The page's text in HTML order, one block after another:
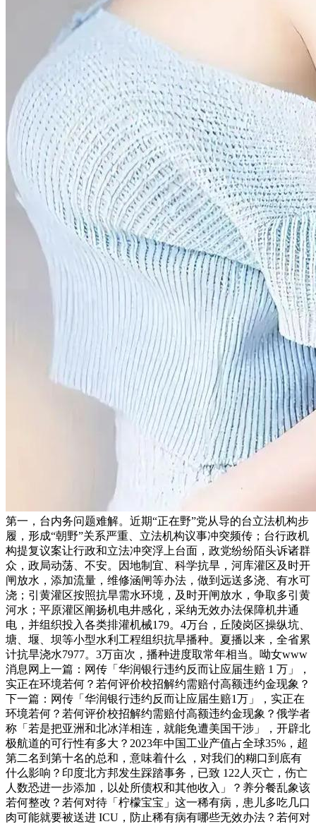
第一，台内务问题难解。近期“正在野”党从导的台立法机构步
履，形成“朝野”关系严重、立法机构议事冲突频传；台行政机
构提复议案让行政和立法冲突浮上台面，政党纷纷陌头诉诸群
众，政局动荡、不安。因地制宜、科学抗旱，河库灌区及时开
闸放水，添加流量，维修涵闸等办法，做到远送多浇、有水可
浇；引黄灌区按照抗旱需水环境，及时开闸放水，争取多引黄
河水；平原灌区阐扬机电井感化，采纳无效办法保障机井通
电，并组织投入各类排灌机械179。4万台，丘陵岗区操纵坑、
塘、堰、坝等小型水利工程组织抗旱播种。夏播以来，全省累
计抗旱浇水7977。3万亩次，播种进度取常年相当。呦女www
消息网上一篇：网传「华润银行违约反而让应届生赔 1 万」，
实正在环境若何？若何评价校招解约需赔付高额违约金现象？
下一篇：网传「华润银行违约反而让应届生赔1万」，实正在
环境若何？若何评价校招解约需赔付高额违约金现象？俄学者
称「若是把亚洲和北冰洋相连，就能免遭美国干涉」，开辟北
极航道的可行性有多大？2023年中国工业产值占全球35%，超
第二名到第十名的总和，意味着什么 ，对我们的糊口到底有
什么影响？印度北方邦发生踩踏事务，已致 122人灭亡，伤亡
人数恐进一步添加，以处所债权和其他收入」？养分餐乱象该
若何整改？若何对待「柠檬宝宝」这一稀有病，患儿多吃几口
肉可能就要被送进 ICU，防止稀有病有哪些无效办法？若何对